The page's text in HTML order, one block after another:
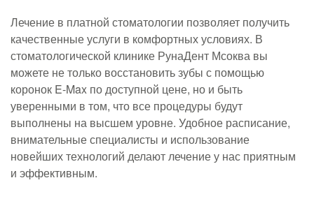
Лечение в платной стоматологии позволяет получить
качественные услуги в комфортных условиях. В
стоматологической клинике РунаДент Мсоква вы
можете не только восстановить зубы с помощью
коронок E-Max по доступной цене, но и быть
уверенными в том, что все процедуры будут
выполнены на высшем уровне. Удобное расписание,
внимательные специалисты и использование
новейших технологий делают лечение у нас приятным
и эффективным.